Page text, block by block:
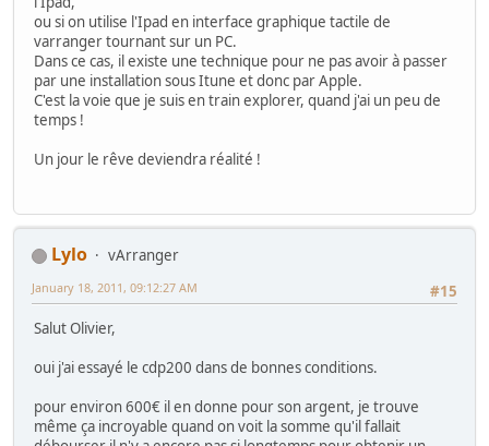
ou si on utilise l'Ipad en interface graphique tactile de
varranger tournant sur un PC.
Dans ce cas, il existe une technique pour ne pas avoir à passer
par une installation sous Itune et donc par Apple.
C'est la voie que je suis en train explorer, quand j'ai un peu de
temps !
Un jour le rêve deviendra réalité !
Lylo
vArranger
#15
January 18, 2011, 09:12:27 AM
Salut Olivier,
oui j'ai essayé le cdp200 dans de bonnes conditions.
pour environ 600€ il en donne pour son argent, je trouve
même ça incroyable quand on voit la somme qu'il fallait